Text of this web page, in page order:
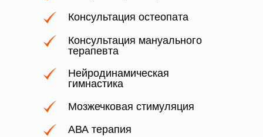
Нейродинамическая
гимнастика
Мозжечковая стимуляция
АВА терапия
Консультация остеопата
Консультация мануального
терапевта